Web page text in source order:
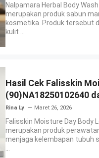
Nalpamara Herbal Body
merupakan produk sabun
kosmetika. Produk tersebut
kulit ...
Hasil Cek Falisskin
(90)NA18250102640
Rina Ly Maret 26, 2026
Falisskin Moisture Day Body
merupakan produk
menjaga kelembapan tubuh